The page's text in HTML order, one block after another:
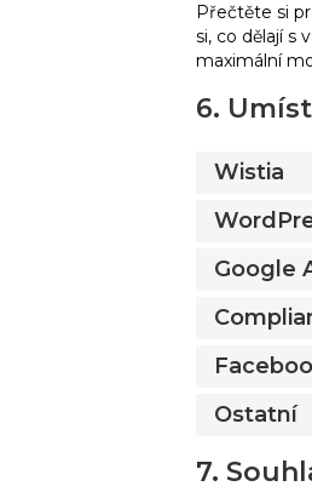
Přečtěte si
si, co dělají s
maximální
6.
Wistia
Google
Ostatní
7.